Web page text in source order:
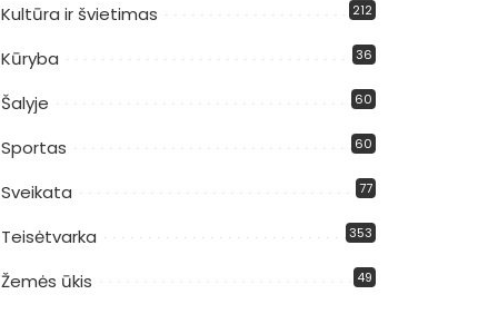
Kultūra ir švietimas 212
Kūryba 36
Šalyje 60
Sportas 60
Sveikata 77
Teisėtvarka 353
Žemės ūkis 49